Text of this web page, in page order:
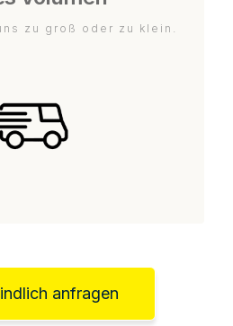
zu groß oder zu klein.
anfragen